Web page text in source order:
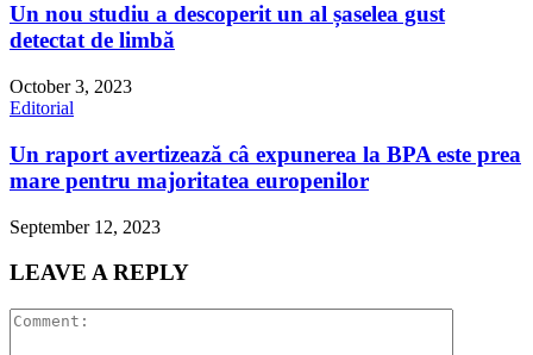
Un nou studiu a descoperit un al șaselea gust
detectat de limbă
October 3, 2023
Editorial
Un raport avertizează câ expunerea la BPA este prea
mare pentru majoritatea europenilor
September 12, 2023
LEAVE A REPLY